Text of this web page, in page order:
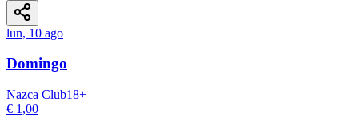
lun, 10 ago
Domingo
Nazca Club18+
€ 1,00